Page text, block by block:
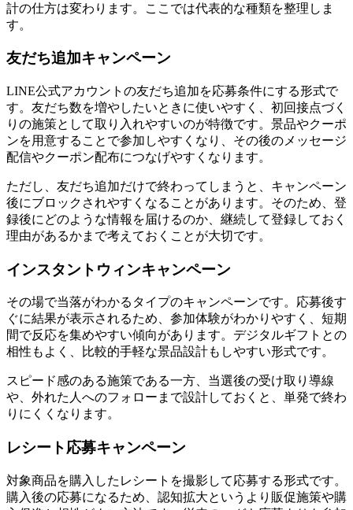
計の仕方は変わります。ここでは代表的な種類を整理しま
す。
友だち追加キャンペーン
LINE公式アカウントの友だち追加を応募条件にする形式で
す。友だち数を増やしたいときに使いやすく、初回接点づく
りの施策として取り入れやすいのが特徴です。景品やクーポ
ンを用意することで参加しやすくなり、その後のメッセージ
配信やクーポン配布につなげやすくなります。
ただし、友だち追加だけで終わってしまうと、キャンペーン
後にブロックされやすくなることがあります。そのため、登
録後にどのような情報を届けるのか、継続して登録しておく
理由があるかまで考えておくことが大切です。
インスタントウィンキャンペーン
その場で当落がわかるタイプのキャンペーンです。応募後す
ぐに結果が表示されるため、参加体験がわかりやすく、短期
間で反応を集めやすい傾向があります。デジタルギフトとの
相性もよく、比較的手軽な景品設計もしやすい形式です。
スピード感のある施策である一方、当選後の受け取り導線
や、外れた人へのフォローまで設計しておくと、単発で終わ
りにくくなります。
レシート応募キャンペーン
対象商品を購入したレシートを撮影して応募する形式です。
購入後の応募になるため、認知拡大というより販促施策や購